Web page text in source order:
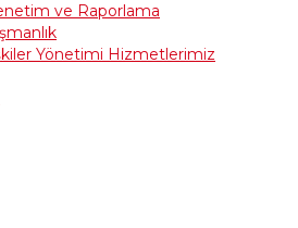
ve Raporlama
Yönetimi Hizmetlerimiz